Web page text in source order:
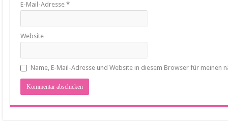
E-Mail-Adresse*
Website
Name, E-Mail-Adresse und Website in diesem Browser für meinen